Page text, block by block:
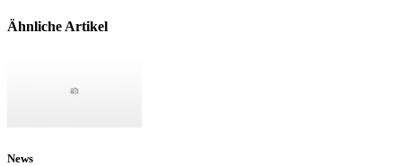
Ähnliche Artikel
News